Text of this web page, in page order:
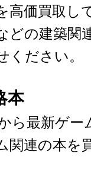
高価買取し
どの建築関
ください。
本
ら最新ゲー
関連の本を